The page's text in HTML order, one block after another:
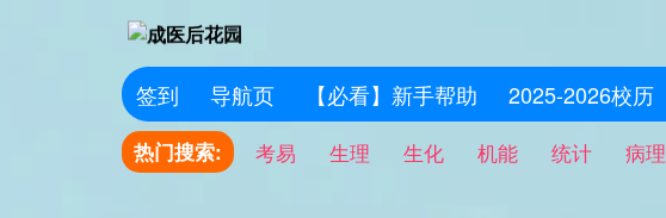
签到 导航页 【必看】新手帮助 2025-2026校历
热门搜索: 考易 生理 生化 机能 统计 病理